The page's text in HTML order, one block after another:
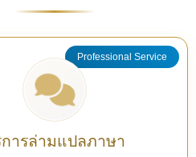
Professional Service
ารล่ามแปลภาษา